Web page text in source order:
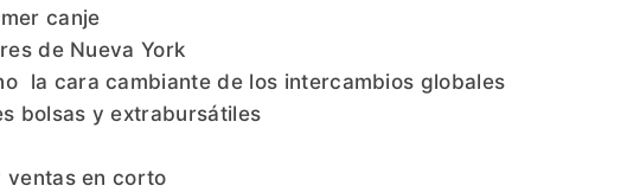
canje
de Nueva York
la cara cambiante de los intercambios globales
bolsas y extrabursátiles
ventas en corto